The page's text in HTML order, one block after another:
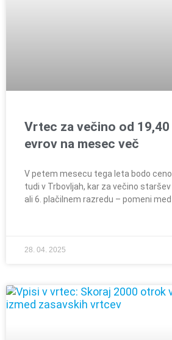
Vrtec za večino od 19,40
evrov na mesec več
V petem mesecu tega leta bodo
tudi v Trbovljah, kar za večino
ali 6. plačilnem razredu – pomeni
28. 04. 2025